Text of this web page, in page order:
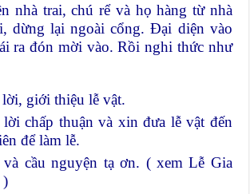
nhà trai, chú rể và họ hàng từ nhà
dừng lại ngoài cổng. Đại diện vào
ra đón mời vào. Rồi nghi thức như
giới thiệu lễ vật.
chấp thuận và xin đưa lễ vật đến
để làm lễ.
cầu nguyện tạ ơn. ( xem Lễ Gia
)